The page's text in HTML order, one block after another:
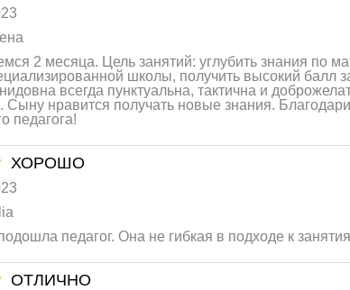
2 месяца. Цель занятий: углубить знания по
школы, получить высокий балл
всегда пунктуальна, тактична и
Сыну нравится получать новые знания.
педагога!
ХОРОШО
педагог. Она не гибкая в подходе к
ОТЛИЧНО